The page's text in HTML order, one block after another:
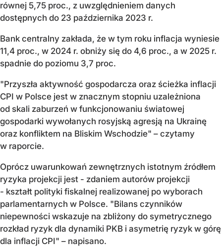
równej 5,75 proc., z uwzględnieniem danych
dostępnych do 23 października 2023 r.
Bank centralny zakłada, że w tym roku inflacja wyniesie
11,4 proc., w 2024 r. obniży się do 4,6 proc., a w 2025 r.
spadnie do poziomu 3,7 proc.
"Przyszła aktywność gospodarcza oraz ścieżka inflacji
CPI w Polsce jest w znacznym stopniu uzależniona
od skali zaburzeń w funkcjonowaniu światowej
gospodarki wywołanych rosyjską agresją na Ukrainę
oraz konfliktem na Bliskim Wschodzie" – czytamy
w raporcie.
Oprócz uwarunkowań zewnętrznych istotnym źródłem
ryzyka projekcji jest - zdaniem autorów projekcji
- kształt polityki fiskalnej realizowanej po wyborach
parlamentarnych w Polsce. "Bilans czynników
niepewności wskazuje na zbliżony do symetrycznego
rozkład ryzyk dla dynamiki PKB i asymetrię ryzyk w górę
dla inflacji CPI" – napisano.